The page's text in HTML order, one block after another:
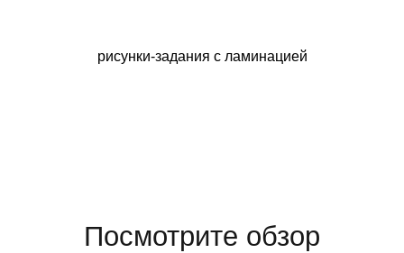
рисунки-задания с ламинацией
Посмотрите обзор